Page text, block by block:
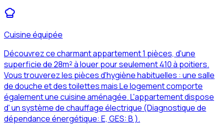
Cuisine équipée
Découvrez ce charmant appartement 1 pièces, d'une
superficie de 28m² à louer pour seulement 410 à poitiers.
Vous trouverez les pièces d'hygiène habituelles : une salle
de douche et des toilettes mais Le logement comporte
également une cuisine aménagée. L'appartement dispose
d' un système de chauffage électrique (Diagnostique de
dépendance énergétique: E, GES: B ).